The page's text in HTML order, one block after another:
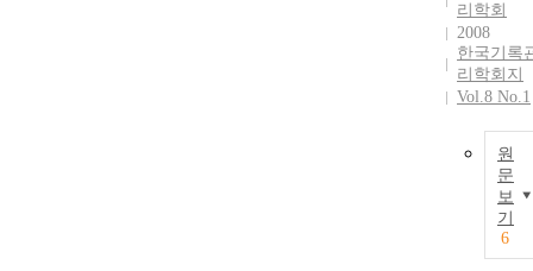
리학회
2008
한국기록
리학회지
Vol.8 No.1
원
문
보
기
6